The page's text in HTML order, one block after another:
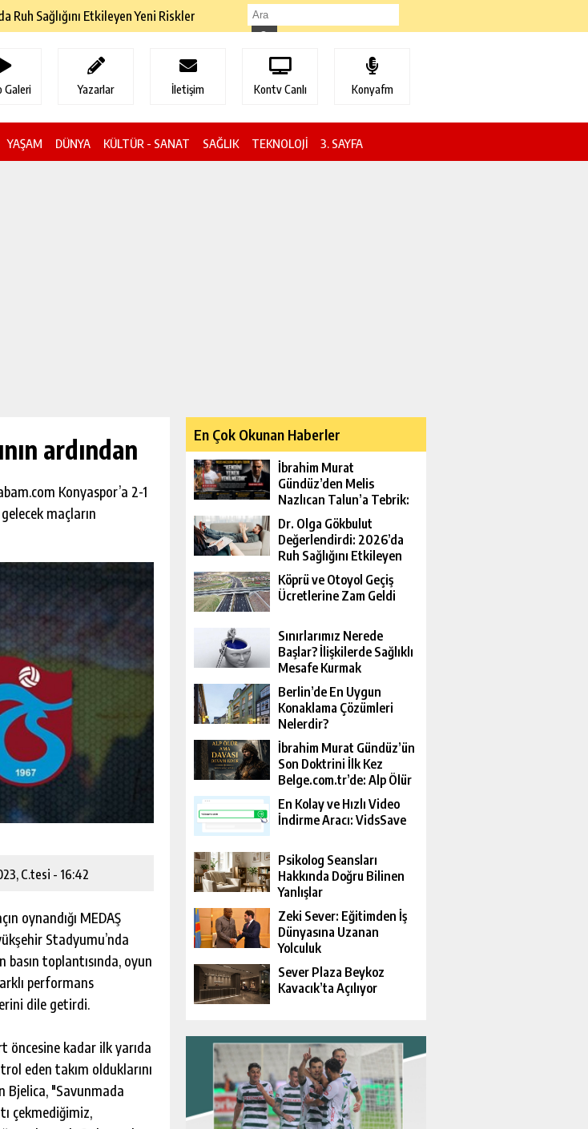
Galeri Yazarlar İletişim Kontv Canlı Konyafm
YAŞAM DÜNYA KÜLTÜR - SANAT SAĞLIK TEKNOLOJİ 3. SAYFA
ardından
Konyaspor’a 2-1
maçların
C.tesi - 16:42
oynandığı MEDAŞ
Stadyumu’nda
basın toplantısında, oyun
performans
dile getirdi.
öncesine kadar ilk yarıda
eden takım olduklarını
Bjelica, "Savunmada
çekmediğimiz,
En Çok Okunan Haberler
İbrahim Murat
Gündüz’den Melis
Nazlıcan Talun’a Tebrik:
Kendini Yenen
Yenilmezdir
Dr. Olga Gökbulut
Değerlendirdi: 2026’da
Ruh Sağlığını Etkileyen
Yeni Riskler
Köprü ve Otoyol Geçiş
Ücretlerine Zam Geldi
Sınırlarımız Nerede
Başlar? İlişkilerde Sağlıklı
Mesafe Kurmak
Berlin’de En Uygun
Konaklama Çözümleri
Nelerdir?
İbrahim Murat Gündüz’ün
Son Doktrini İlk Kez
Belge.com.tr’de: Alp Ölür
Ama Davası Devam Eder
En Kolay ve Hızlı Video
İndirme Aracı: VidsSave
Psikolog Seansları
Hakkında Doğru Bilinen
Yanlışlar
Zeki Sever: Eğitimden İş
Dünyasına Uzanan
Yolculuk
Sever Plaza Beykoz
Kavacık’ta Açılıyor